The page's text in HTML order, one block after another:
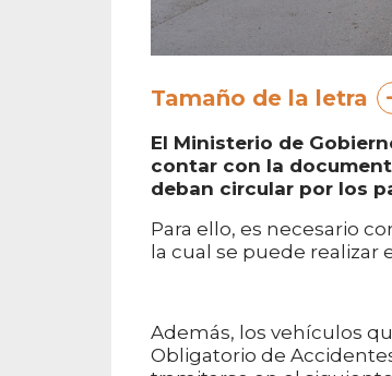
Tamaño de la letra
El Ministerio de
contar con la
deban circular por los
Para ello, es necesario
la cual se puede realizar
Además, los vehículos
Obligatorio de